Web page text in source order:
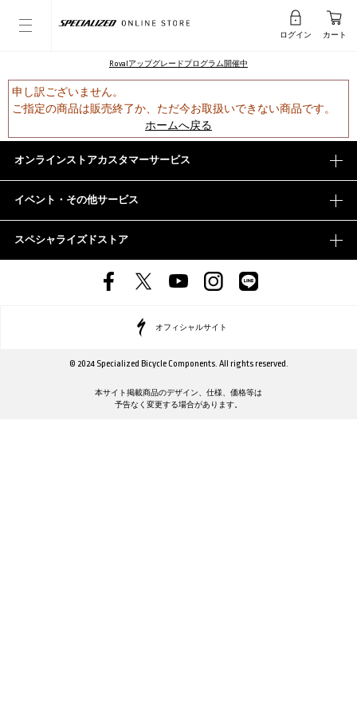
ログイン カート
Rovalアップグレードプログラム開催中
申し訳ございません。
ご指定の商品は販売終了か、ただ今お取扱いできない商品です。
ホームへ戻る
オンラインストアカスタマーサービス
イベント・その他サービス
スペシャライズドストア
オフィシャルサイト
© 2024 Specialized Bicycle Components. All rights reserved.
本サイト掲載商品のデザイン、仕様、価格等は
予告なく変更する場合があります。